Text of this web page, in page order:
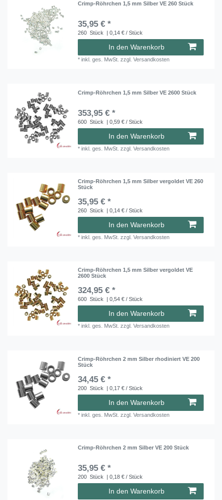
Crimp-Röhrchen 1,5 mm Silber VE 260 Stück
35,95 € *
260 Stück | 0,14 € / Stück
In den Warenkorb
*inkl. ges. MwSt. zzgl.Versandkosten
Crimp-Röhrchen 1,5 mm Silber VE 2600 Stück
353,95 € *
600 Stück | 0,59 € / Stück
In den Warenkorb
*inkl. ges. MwSt. zzgl.Versandkosten
Crimp-Röhrchen 1,5 mm Silber vergoldet VE 260
Stück
35,95 € *
260 Stück | 0,14 € / Stück
In den Warenkorb
*inkl. ges. MwSt. zzgl.Versandkosten
Crimp-Röhrchen 1,5 mm Silber vergoldet VE
2600 Stück
324,95 € *
600 Stück | 0,54 € / Stück
In den Warenkorb
*inkl. ges. MwSt. zzgl.Versandkosten
Crimp-Röhrchen 2 mm Silber rhodiniert VE 200
Stück
34,45 € *
200 Stück | 0,17 € / Stück
In den Warenkorb
*inkl. ges. MwSt. zzgl.Versandkosten
Crimp-Röhrchen 2 mm Silber VE 200 Stück
35,95 € *
200 Stück | 0,18 € / Stück
In den Warenkorb